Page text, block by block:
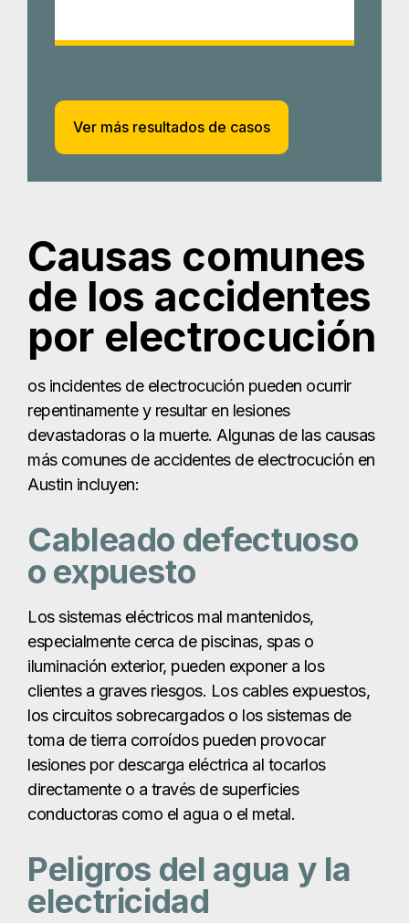
Ver más resultados de casos
Causas comunes
de los accidentes
por electrocución
os incidentes de electrocución pueden ocurrir
repentinamente y resultar en lesiones
devastadoras o la muerte. Algunas de las causas
más comunes de accidentes de electrocución en
Austin incluyen:
Cableado defectuoso
o expuesto
Los sistemas eléctricos mal mantenidos,
especialmente cerca de piscinas, spas o
iluminación exterior, pueden exponer a los
clientes a graves riesgos. Los cables expuestos,
los circuitos sobrecargados o los sistemas de
toma de tierra corroídos pueden provocar
lesiones por descarga eléctrica al tocarlos
directamente o a través de superficies
conductoras como el agua o el metal.
Peligros del agua y la
electricidad